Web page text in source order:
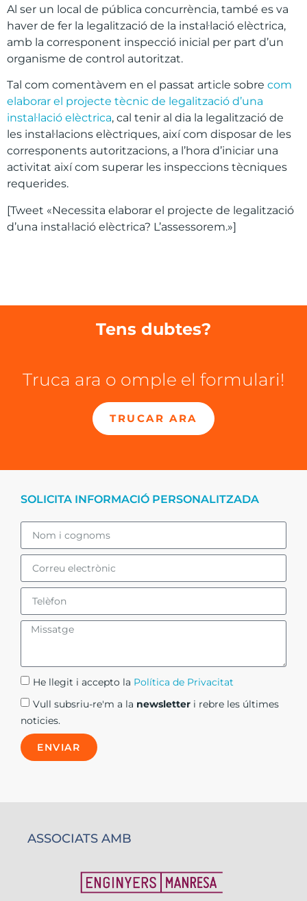
Al ser un local de pública concurrència, també es va
haver de fer la legalització de la instal·lació elèctrica,
amb la corresponent inspecció inicial per part d’un
organisme de control autoritzat.
Tal com comentàvem en el passat article sobre com
elaborar el projecte tècnic de legalització d’una
instal·lació elèctrica, cal tenir al dia la legalització de
les instal·lacions elèctriques, així com disposar de les
corresponents autoritzacions, a l’hora d’iniciar una
activitat així com superar les inspeccions tècniques
requerides.
[Tweet «Necessita elaborar el projecte de legalització
d’una instal·lació elèctrica? L’assessorem.»]
Tens dubtes?
Truca ara o omple el formulari!
TRUCAR ARA
SOLICITA INFORMACIÓ PERSONALITZADA
He llegit i accepto la Política de Privacitat​
Vull subsriu-re'm a la newsletter i rebre les últimes
noticies.
ENVIAR
ASSOCIATS AMB